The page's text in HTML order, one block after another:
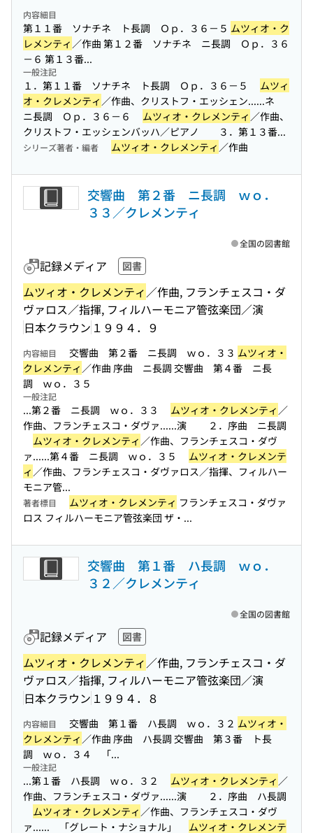
内容細目
第１１番 ソナチネ ト長調 Ｏｐ．３６－５ ムツィオ・ク
レメンティ ／作曲 第１２番 ソナチネ ニ長調 Ｏｐ．３６
－６ 第１３番...
一般注記
１．第１１番 ソナチネ ト長調 Ｏｐ．３６－５ ムツィ
オ・クレメンティ ／作曲、クリストフ・エッシェン......ネ
ニ長調 Ｏｐ．３６－６ ムツィオ・クレメンティ ／作曲、
クリストフ・エッシェンバッハ／ピアノ ３．第１３番...
シリーズ著者・編者 ムツィオ・クレメンティ ／作曲
交響曲 第２番 ニ長調 ｗｏ．
３３／クレメンティ
記録メディア 図書
ムツィオ・クレメンティ／作曲, フランチェスコ・ダ
ヴァロス／指揮, フィルハーモニア管弦楽団／演
日本クラウン １９９４．９
全国の図書館
内容細目 交響曲 第２番 ニ長調 ｗｏ．３３ ムツィオ・
クレメンティ ／作曲 序曲 ニ長調 交響曲 第４番 ニ長
調 ｗｏ．３５
一般注記
...第２番 ニ長調 ｗｏ．３３ ムツィオ・クレメンティ ／
作曲、フランチェスコ・ダヴァ......演 ２．序曲 ニ長調
ムツィオ・クレメンティ ／作曲、フランチェスコ・ダヴ
ァ......第４番 ニ長調 ｗｏ．３５ ムツィオ・クレメンテ
ィ ／作曲、フランチェスコ・ダヴァロス／指揮、フィルハー
モニア管...
著者標目 ムツィオ・クレメンティ フランチェスコ・ダヴァ
ロス フィルハーモニア管弦楽団 ザ・...
交響曲 第１番 ハ長調 ｗｏ．
３２／クレメンティ
記録メディア 図書
ムツィオ・クレメンティ／作曲, フランチェスコ・ダ
ヴァロス／指揮, フィルハーモニア管弦楽団／演
日本クラウン １９９４．８
全国の図書館
内容細目 交響曲 第１番 ハ長調 ｗｏ．３２ ムツィオ・
クレメンティ ／作曲 序曲 ハ長調 交響曲 第３番 ト長
調 ｗｏ．３４ 「...
一般注記
...第１番 ハ長調 ｗｏ．３２ ムツィオ・クレメンティ ／
作曲、フランチェスコ・ダヴァ......演 ２．序曲 ハ長調
ムツィオ・クレメンティ ／作曲、フランチェスコ・ダヴ
ァ...... 「グレート・ナショナル」 ムツィオ・クレメンテ